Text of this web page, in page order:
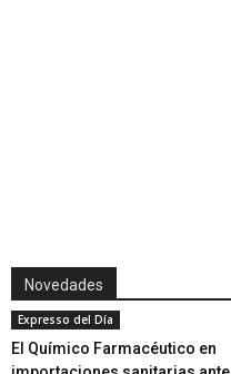
Novedades
Expresso del Día
El Químico Farmacéutico en